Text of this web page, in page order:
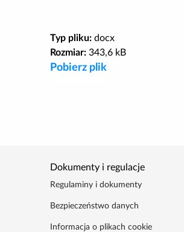
Typ pliku: docx
Rozmiar: 343,6 kB
Pobierz plik
Dokumenty i regulacje
Regulaminy i dokumenty
Bezpieczeństwo danych
Informacja o plikach cookie